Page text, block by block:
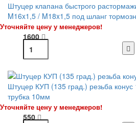
Штуцер клапана быстрого
M16x1,5 / M18x1,5 под шланг
Уточняйте цену у менеджеров!
1600
Штуцер КУП (135 град.) резьба
трубка 10мм
Уточняйте цену у менеджеров!
550